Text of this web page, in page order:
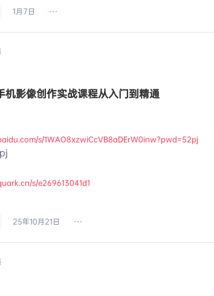
1月7日
影像创作实战课程从入门到精通
s/1WAO8xzwiCcVB8aDErW0inw?pwd=52pj
s/e269613041d1
25年10月21日